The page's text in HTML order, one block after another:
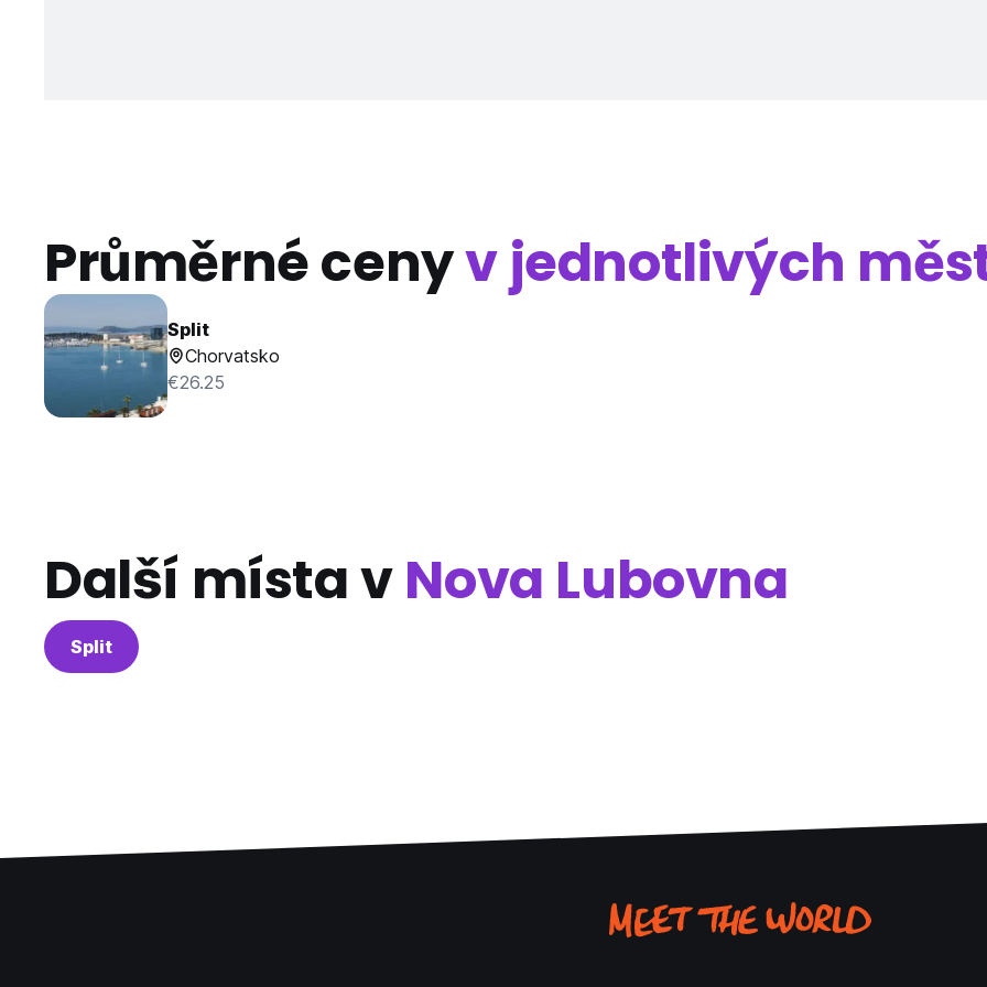
Průměrné cenyv jednotlivých
Split
Chorvatsko
€26.25
Další místa vNova Lubovna
Split